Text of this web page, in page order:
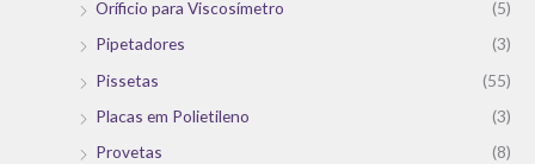
Oríficio para Viscosímetro
(5)
Pipetadores
(3)
Pissetas
(55)
Placas em Polietileno
(3)
Provetas
(8)